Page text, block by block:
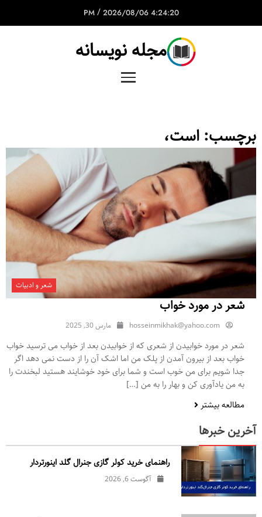
4:24:20 PM
/ 2026/08/06
مجله نویسانه
برچسب: است،
شعر و ادبیات
شعر در مورد خواب
hosseinmikhak@yahoo.com مارس 30, 2025
شعر در مورد خوابیدن از شعری که از خوابیدن بعد از خواب می ترسید خواب
خواب بعد از بیرون آمدن از پلک من اما اشک آن را از دست نمی دهد اگر
جدا شویم برای من خوب است و شما برای خود خوشایند هستید لبخندت را
به من یادآوری کن و بهار را به من […]
مطالعه بیشتر
آخرین خبرها
راهنمای خرید کولر گازی جنرال‌ گلد اینورتر‌دار
آگوست 6, 2026